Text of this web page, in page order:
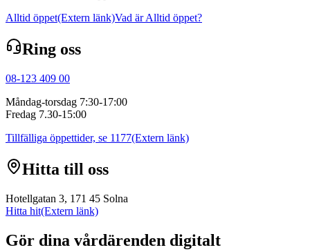
Alltid öppet(Extern länk)Vad är Alltid öppet?
Ring oss
08-123 409 00
Måndag-torsdag 7:30-17:00
Fredag 7.30-15:00
Tillfälliga öppettider, se 1177(Extern länk)
Hitta till oss
Hotellgatan 3, 171 45 Solna
Hitta hit(Extern länk)
Gör dina vårdärenden digitalt